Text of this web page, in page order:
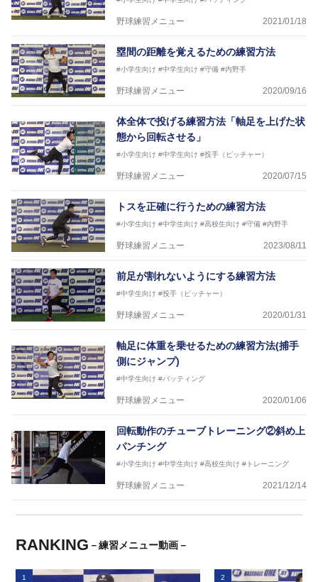
野球練習メニュー 2021/01/18
塁間の距離を覚えるための練習方法
#小学生向け #中学生向け #守備 #内野手
野球練習メニュー 2020/09/16
体全体で投げる練習方法「軸足を上げた状
態から回転させる」
#小学生向け #中学生向け #投手（ピッチャー）
野球練習メニュー 2020/07/15
トスを正確に行うための練習方法
#小学生向け #中学生向け #高校生向け #守備 #内野手
野球練習メニュー 2023/08/11
前足が割れないようにする練習方法
#中学生向け #投手（ピッチャー）
野球練習メニュー 2020/01/31
軸足に体重を乗せるための練習方法(捕手
側にジャンプ)
#中学生向け #バッティング
野球練習メニュー 2020/01/06
回転動作のチューブトレーニング②斜め上
パンチング
#小学生向け #中学生向け #高校生向け #トレーニング
野球練習メニュー 2021/12/14
RANKING －練習メニュー動画－
1 2